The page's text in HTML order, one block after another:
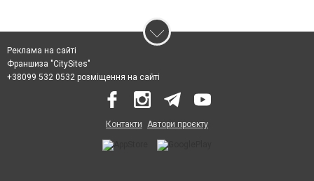
Реклама на сайті
Франшиза "CitySites"
+38099 532 0532 розміщення на сайті
Контакти Автори проєкту